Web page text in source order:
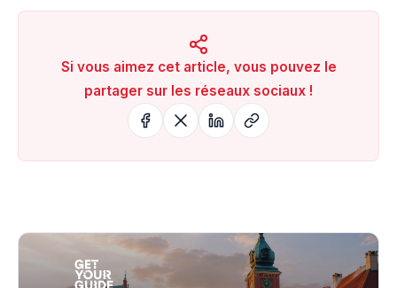
Si vous aimez cet article, vous pouvez le
partager sur les réseaux sociaux !